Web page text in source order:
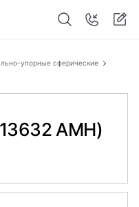
упорные сферические
AMH)